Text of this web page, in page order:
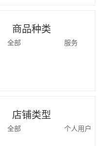
商品种类
全部 服务
店铺类型
全部 个人用户